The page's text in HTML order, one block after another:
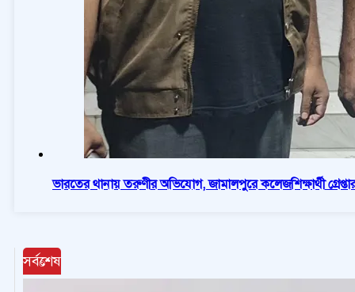
ভারতের থানায় তরুণীর অভিযোগ, জামালপুরে কলেজশিক্ষার্থী
সর্বশেষ